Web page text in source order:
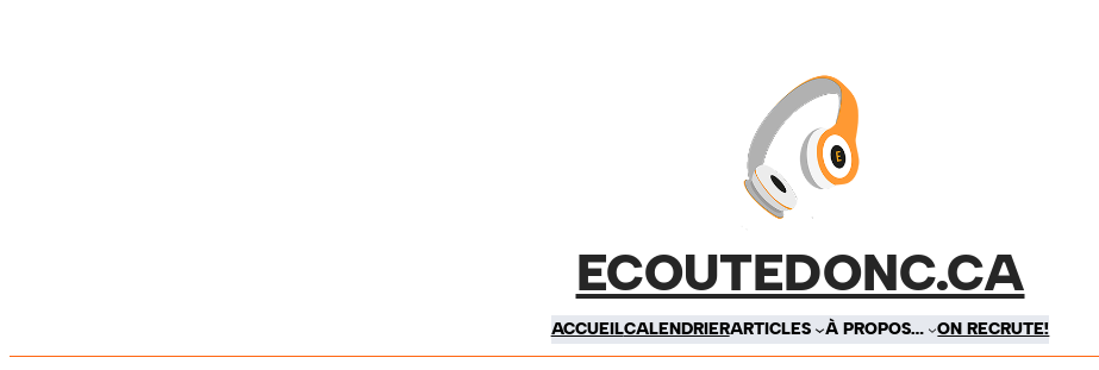
ECOUTEDONC.CA
ACCUEILCALENDRIERARTICLES À PROPOS… ON RECRUTE!